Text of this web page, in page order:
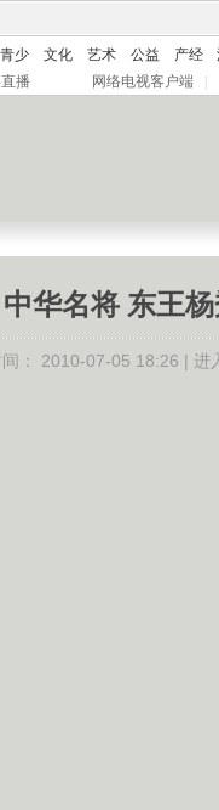
青少 文化 艺术 公益 产经
播 网络电视客户端
中华名将 东王杨
： 2010-07-05 18:26 | 进